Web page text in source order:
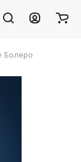
Болеро